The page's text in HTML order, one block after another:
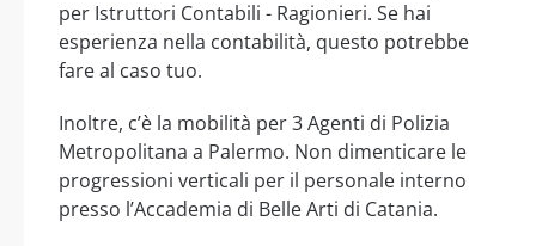
per Istruttori Contabili - Ragionieri. Se hai
esperienza nella contabilità, questo potrebbe
fare al caso tuo.
Inoltre, c’è la mobilità per 3 Agenti di Polizia
Metropolitana a Palermo. Non dimenticare le
progressioni verticali per il personale interno
presso l’Accademia di Belle Arti di Catania.